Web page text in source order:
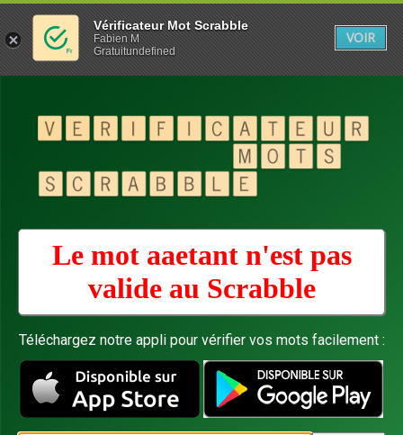
Le mot aaetant n'est pas
valide au Scrabble
Téléchargez notre appli pour vérifier vos mots facilement :
Vérificateur Mot Scrabble
Fabien M
Gratuitundefined
VOIR